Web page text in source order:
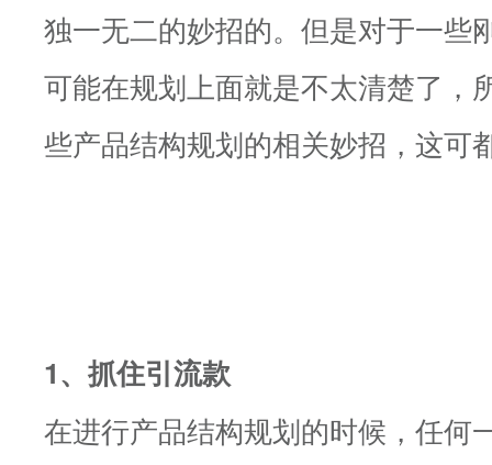
独一无二的妙招的。但是对于一些
可能在规划上面就是不太清楚了，
些产品结构规划的相关妙招，这可
1、抓住引流款
在进行产品结构规划的时候，任何